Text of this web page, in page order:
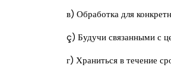
в) Обработка для
ç) Будучи связанными с
г) Храниться в течение